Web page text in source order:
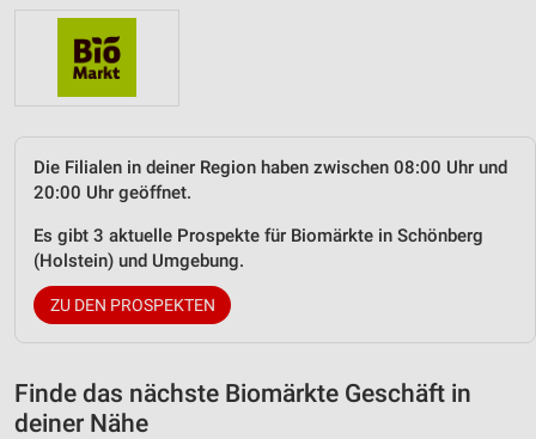
Die Filialen in deiner Region haben zwischen 08:00 Uhr und
20:00 Uhr geöffnet.
Es gibt 3 aktuelle Prospekte für Biomärkte in Schönberg
(Holstein) und Umgebung.
ZU DEN PROSPEKTEN
Finde das nächste Biomärkte Geschäft in
deiner Nähe